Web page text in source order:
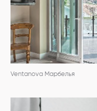
Ventanova Марбелья